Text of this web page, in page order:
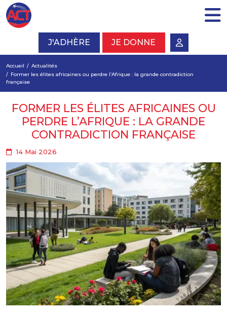
J'ADHÈRE JE DONNE
Accueil
Actualités
Former les élites africaines ou perdre l’Afrique : la grande contradiction
française
FORMER LES ÉLITES AFRICAINES OU
PERDRE L’AFRIQUE : LA GRANDE
CONTRADICTION FRANÇAISE
14 Mai 2026